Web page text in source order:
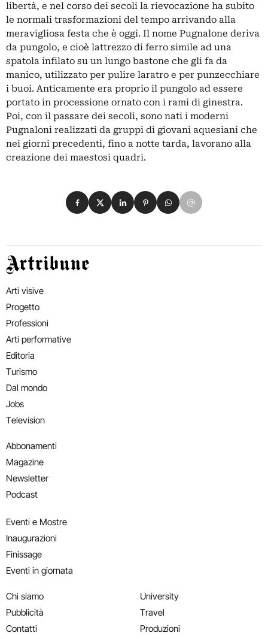
libertà, e nel corso dei secoli la rievocazione ha subito
le normali trasformazioni del tempo arrivando alla
meravigliosa festa che è oggi. Il nome Pugnalone deriva
da pungolo, e cioè lattrezzo di ferro simile ad una
spatola infilato su un lungo bastone che gli fa da
manico, utilizzato per pulire laratro e per punzecchiare
i buoi. Anticamente era proprio il pungolo ad essere
portato in processione ornato con i rami di ginestra.
Poi, con il passare dei secoli, sono nati i moderni
Pugnaloni realizzati da gruppi di giovani aquesiani che
nei giorni precedenti, fino a notte tarda, lavorano alla
creazione dei maestosi quadri.
Condividi su Facebook
Condividi su X
Condividi su LinkedIn
Condividi su Pinterest
Condividi su WhatsApp
Condividi su Email
Artribune
Arti visive
Progetto
Professioni
Arti performative
Editoria
Turismo
Dal mondo
Jobs
Television
Abbonamenti
Magazine
Newsletter
Podcast
Eventi e Mostre
Inaugurazioni
Finissage
Eventi in giornata
Chi siamo
Pubblicità
Contatti
University
Travel
Produzioni